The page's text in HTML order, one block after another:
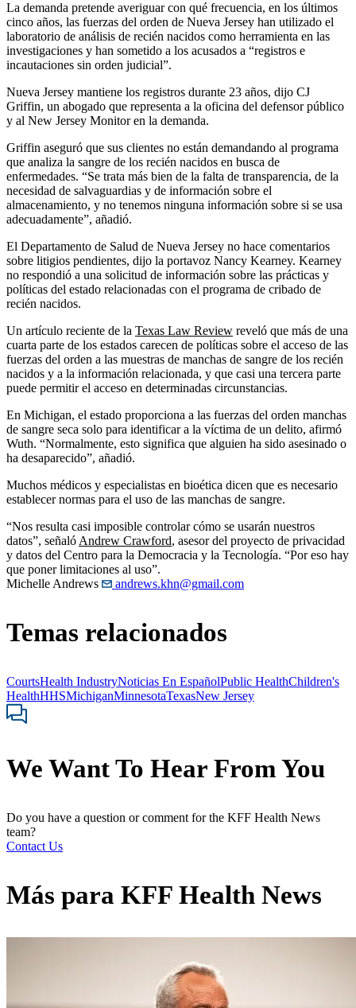
La demanda pretende averiguar con qué frecuencia, en los últimos
cinco años, las fuerzas del orden de Nueva Jersey han utilizado el
laboratorio de análisis de recién nacidos como herramienta en las
investigaciones y han sometido a los acusados a “registros e
incautaciones sin orden judicial”.
Nueva Jersey mantiene los registros durante 23 años, dijo CJ
Griffin, un abogado que representa a la oficina del defensor público
y al New Jersey Monitor en la demanda.
Griffin aseguró que sus clientes no están demandando al programa
que analiza la sangre de los recién nacidos en busca de
enfermedades. “Se trata más bien de la falta de transparencia, de la
necesidad de salvaguardias y de información sobre el
almacenamiento, y no tenemos ninguna información sobre si se usa
adecuadamente”, añadió.
El Departamento de Salud de Nueva Jersey no hace comentarios
sobre litigios pendientes, dijo la portavoz Nancy Kearney. Kearney
no respondió a una solicitud de información sobre las prácticas y
políticas del estado relacionadas con el programa de cribado de
recién nacidos.
Un artículo reciente de la Texas Law Review reveló que más de una
cuarta parte de los estados carecen de políticas sobre el acceso de las
fuerzas del orden a las muestras de manchas de sangre de los recién
nacidos y a la información relacionada, y que casi una tercera parte
puede permitir el acceso en determinadas circunstancias.
En Michigan, el estado proporciona a las fuerzas del orden manchas
de sangre seca solo para identificar a la víctima de un delito, afirmó
Wuth. “Normalmente, esto significa que alguien ha sido asesinado o
ha desaparecido”, añadió.
Muchos médicos y especialistas en bioética dicen que es necesario
establecer normas para el uso de las manchas de sangre.
“Nos resulta casi imposible controlar cómo se usarán nuestros
datos”, señaló Andrew Crawford, asesor del proyecto de privacidad
y datos del Centro para la Democracia y la Tecnología. “Por eso hay
que poner limitaciones al uso”.
Michelle Andrews
andrews.khn@gmail.com
Temas relacionados
CourtsHealth IndustryNoticias En EspañolPublic HealthChildren's
HealthHHSMichiganMinnesotaTexasNew Jersey
We Want To Hear From You
Do you have a question or comment for the KFF Health News
team?
Contact Us
Más para KFF Health News